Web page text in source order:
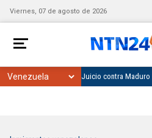
Viernes, 07 de agosto de 2026
Juicio contra Maduro